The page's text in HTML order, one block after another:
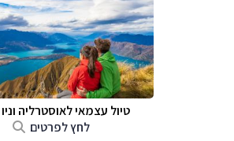
טיול עצמאי לאוסטרליה וניו
לחץ לפרטים